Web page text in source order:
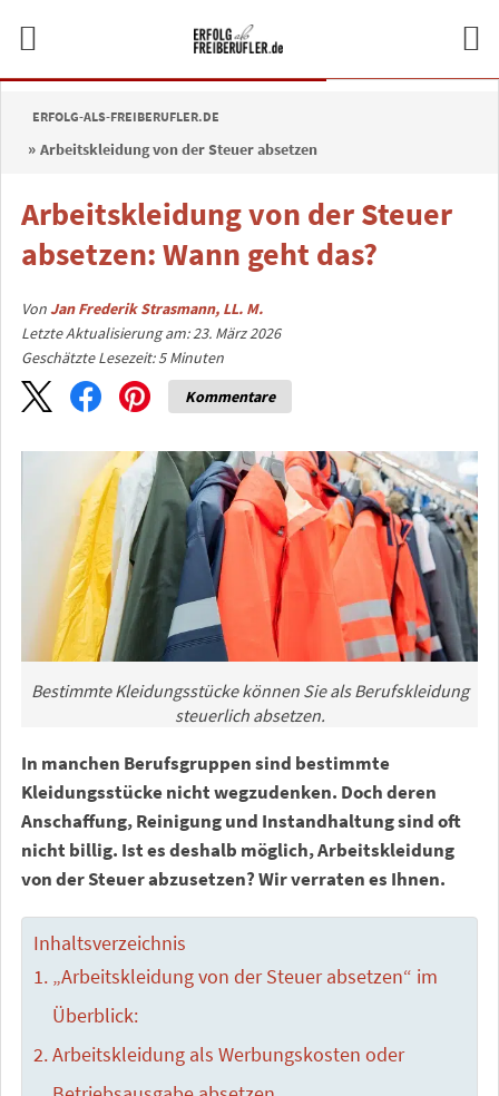
ERFOLG-ALS-FREIBERUFLER.DE
Arbeitskleidung von der Steuer absetzen
Arbeitskleidung von der Steuer
absetzen: Wann geht das?
VonJan Frederik Strasmann, LL. M.
Letzte Aktualisierung am: 23. März 2026
Geschätzte Lesezeit:5 Minuten
Kommentare
Bestimmte Kleidungsstücke können Sie als Berufskleidung
steuerlich absetzen.
In manchen Berufsgruppen sind bestimmte
Kleidungsstücke nicht wegzudenken. Doch deren
Anschaffung, Reinigung und Instandhaltung sind oft
nicht billig. Ist es deshalb möglich, Arbeitskleidung
von der Steuer abzusetzen? Wir verraten es Ihnen.
Inhaltsverzeichnis
„Arbeitskleidung von der Steuer absetzen“ im
Überblick:
Arbeitskleidung als Werbungskosten oder